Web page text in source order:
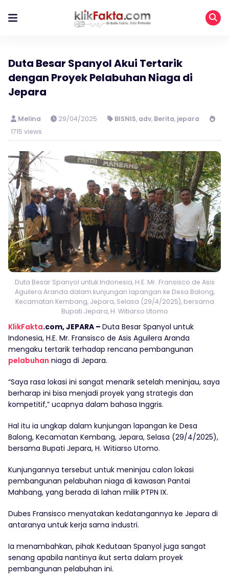
Duta Besar Spanyol Akui Tertarik
dengan Proyek Pelabuhan Niaga di
Jepara
Melina 29/04/2025 BISNIS, adv, Berita, jepara
1715 views
Duta Besar Spanyol untuk Indonesia, H.E. Mr. Fransisco de Asis
Aguilera Aranda dalam kunjungan lapangan ke Desa Balong,
Kecamatan Kembang, Jepara, Selasa (29/4/2025), bersama
Bupati Jepara, H. Witiarso Utomo
KlikFakta.com, JEPARA – Duta Besar Spanyol untuk
Indonesia, H.E. Mr. Fransisco de Asis Aguilera Aranda
mengaku tertarik terhadap rencana pembangunan
pelabuhan niaga di Jepara.
“Saya rasa lokasi ini sangat menarik setelah meninjau, saya
berharap ini bisa menjadi proyek yang strategis dan
kompetitif,” ucapnya dalam bahasa Inggris.
Hal itu ia ungkap dalam kunjungan lapangan ke Desa
Balong, Kecamatan Kembang, Jepara, Selasa (29/4/2025),
bersama Bupati Jepara, H. Witiarso Utomo.
Kunjungannya tersebut untuk meninjau calon lokasi
pembangunan pelabuhan niaga di kawasan Pantai
Mahbang, yang berada di lahan milik PTPN IX.
Dubes Fransisco menyatakan kedatangannya ke Jepara di
antaranya untuk kerja sama industri.
Ia menambahkan, pihak Kedutaan Spanyol juga sangat
senang apabila nantinya ikut serta dalam proyek
pembangunan pelabuhan ini.